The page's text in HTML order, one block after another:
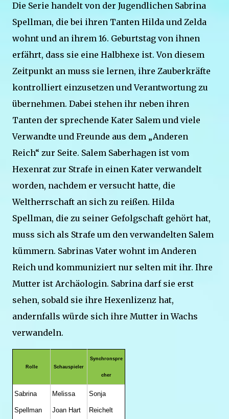
Die Serie handelt von der Jugendlichen Sabrina
Spellman, die bei ihren Tanten Hilda und Zelda
wohnt und an ihrem 16. Geburtstag von ihnen
erfährt, dass sie eine Halbhexe ist. Von diesem
Zeitpunkt an muss sie lernen, ihre Zauberkräfte
kontrolliert einzusetzen und Verantwortung zu
übernehmen. Dabei stehen ihr neben ihren
Tanten der sprechende Kater Salem und viele
Verwandte und Freunde aus dem „Anderen
Reich“ zur Seite. Salem Saberhagen ist vom
Hexenrat zur Strafe in einen Kater verwandelt
worden, nachdem er versucht hatte, die
Weltherrschaft an sich zu reißen. Hilda
Spellman, die zu seiner Gefolgschaft gehört hat,
muss sich als Strafe um den verwandelten Salem
kümmern. Sabrinas Vater wohnt im Anderen
Reich und kommuniziert nur selten mit ihr. Ihre
Mutter ist Archäologin. Sabrina darf sie erst
sehen, sobald sie ihre Hexenlizenz hat,
andernfalls würde sich ihre Mutter in Wachs
verwandeln.
Rolle Schauspieler
Synchronspre
cher
Sabrina
Spellman
Melissa
Joan Hart
Sonja
Reichelt